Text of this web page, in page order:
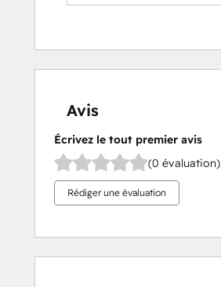
Avis
Écrivez le tout premier avis
(0 évaluation)
Rédiger une évaluation